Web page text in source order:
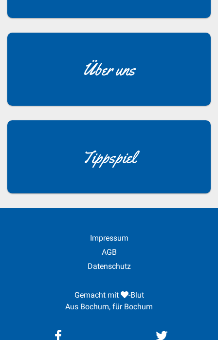
Über uns
Tippspiel
Impressum
AGB
Datenschutz
Gemacht mit
-Blut
Aus Bochum, für Bochum